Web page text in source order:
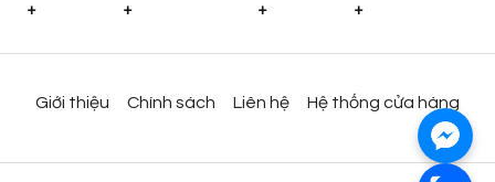
+
+
+
+
Giới thiệu Chính sách Liên hệ Hệ thống cửa hàng